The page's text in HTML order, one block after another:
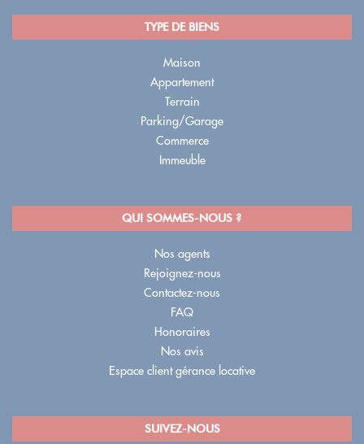
TYPE DE BIENS
Maison
Appartement
Terrain
Parking/Garage
Commerce
Immeuble
QUI SOMMES-NOUS ?
Nos agents
Rejoignez-nous
Contactez-nous
FAQ
Honoraires
Nos avis
Espace client gérance locative
SUIVEZ-NOUS